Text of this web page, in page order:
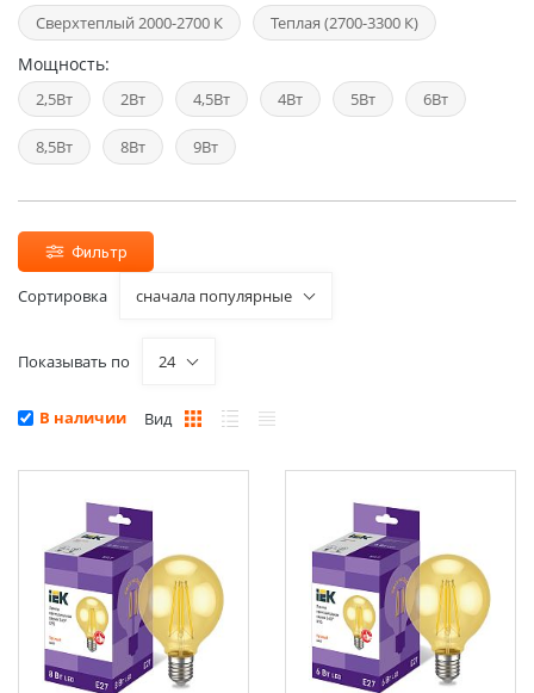
Сверхтеплый 2000-2700 К Теплая (2700-3300 К)
Мощность:
2,5Вт 2Вт 4,5Вт 4Вт 5Вт 6Вт
8,5Вт 8Вт 9Вт
Фильтр
Сортировка сначала популярные
Показывать по 24
В наличии Вид